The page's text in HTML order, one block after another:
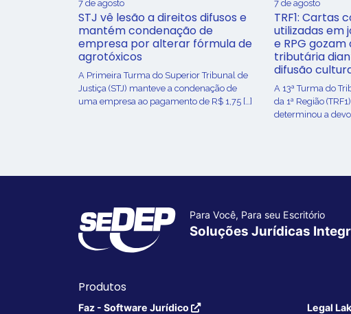
7 de agosto
STJ vê lesão a direitos difusos e
mantém condenação de
empresa por alterar fórmula de
agrotóxicos
​A Primeira Turma do Superior Tribunal de
Justiça (STJ) manteve a condenação de
uma empresa ao pagamento de R$ 1,75 […]
7 de agosto
TRF1: Cartas
utilizadas em
e RPG
tributária
difusão
A 13ª Turma do
da 1ª Região
determinou a
Para Você, Para seu Escritório
Soluções Jurídicas
Produtos
Faz - Software Jurídico
Legal